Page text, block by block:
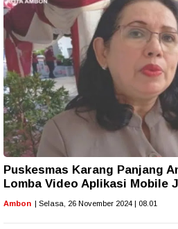
Puskesmas Karang Panjang
Lomba Video Aplikasi Mobile
Ambon | Selasa, 26 November 2024 | 08.01